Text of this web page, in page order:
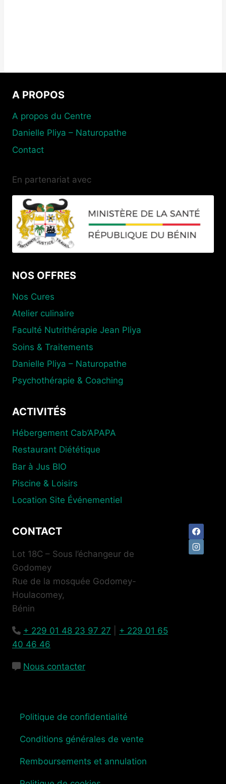
A PROPOS
A propos du Centre
Danielle Pliya – Naturopathe
Contact
En partenariat avec
NOS OFFRES
Nos Cures
Atelier culinaire
Faculté Nutrithérapie Jean Pliya
Soins & Traitements
Danielle Pliya – Naturopathe
Psychothérapie & Coaching
ACTIVITÉS
Hébergement Cab’APAPA
Restaurant Diététique
Bar à Jus BIO
Piscine & Loisirs
Location Site Événementiel
CONTACT
Lot 18C – Sous l’échangeur de
Godomey
Rue de la mosquée Godomey-
Houlacomey,
Bénin
+ 229 01 48 23 97 27
+ 229 01 65
40 46 46
Nous contacter
Politique de confidentialité
Conditions générales de vente
Remboursements et annulation